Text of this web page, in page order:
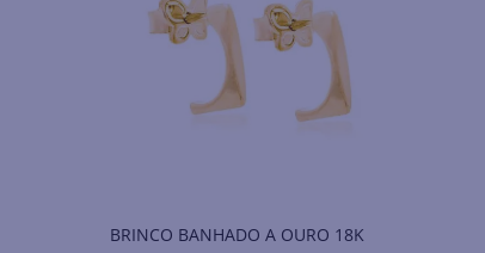
BRINCO BANHADO A OURO 18K